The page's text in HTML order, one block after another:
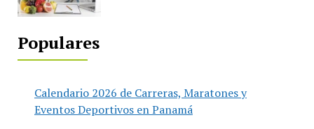
Populares
Calendario 2026 de Carreras, Maratones y
Eventos Deportivos en Panamá